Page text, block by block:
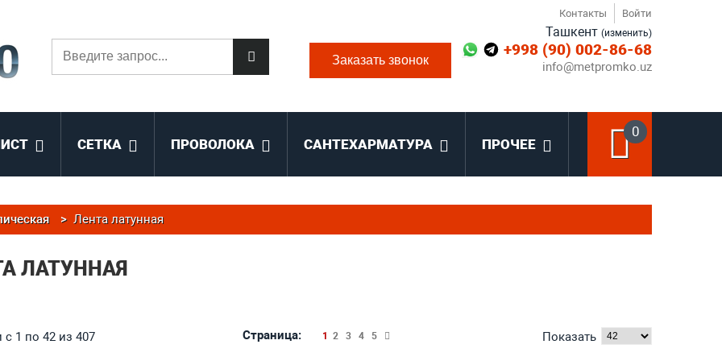
Ташкент (изменить)
+998 (90) 002-86-68
info@metpromko.uz
Контакты Войти
Заказать звонок
0
СЕТКА ПРОВОЛОКА САНТЕХАРМАТУРА ПРОЧЕЕ
> Лента латунная
ЛАТУННАЯ
1 по 42 из 407 Показать
Страница: 1 2 3 4 5